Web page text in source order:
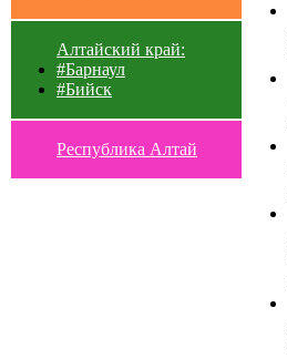
Алтайский край:
#Барнаул
#Бийск
Республика Алтай